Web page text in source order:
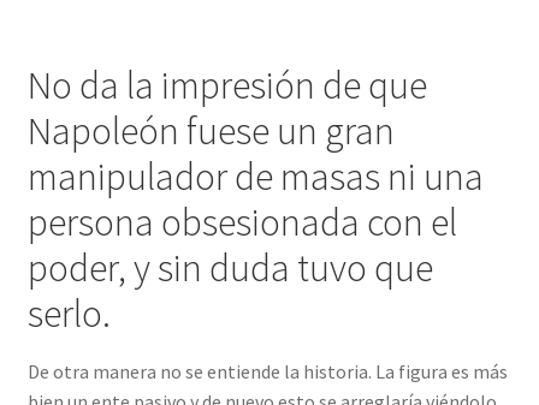
No da la impresión de que
Napoleón fuese un gran
manipulador de masas ni una
persona obsesionada con el
poder, y sin duda tuvo que
serlo.
De otra manera no se entiende la historia. La figura es más